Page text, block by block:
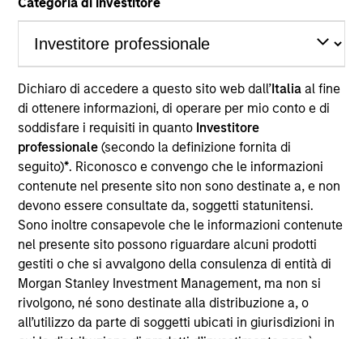
Dichiaro di accedere a questo sito web dall’Italia al fine
di ottenere informazioni, di operare per mio conto e di
soddisfare i requisiti in quanto Investitore
professionale(secondo la definizione fornita di
seguito)*. Riconosco e convengo che le informazioni
contenute nel presente sito non sono destinate a, e non
devono essere consultate da, soggetti statunitensi.
Sono inoltre consapevole che le informazioni contenute
nel presente sito possono riguardare alcuni prodotti
gestiti o che si avvalgono della consulenza di entità di
Morgan Stanley Investment Management, ma non si
rivolgono, né sono destinate alla distribuzione a, o
all’utilizzo da parte di soggetti ubicati in giurisdizioni in
*Devise de référence du fonds
Il presente materiale contiene informazioni relative ai
Comparti di Morgan Stanley Investment Funds, una
società di investimento a capitale variabile di diritto
lussemburghese. (la “Società”) è registrata nel
Granducato di Lussemburgo come organismo
d’investimento collettivo ai sensi della Parte 1 della Legge
del 17 dicembre 2010 e successive modifiche. La Società è
un organismo d’investimento collettivo in valori mobiliari
(“OICVM”).
Prima dell’adesione ai comparti, le richieste di
partecipazione non devono essere presentate senza aver
consultato l’ultima versione del Prospetto Informativo, del
documento contenente informazioni chiave (“KID”) o del
documento contenente informazioni chiave per gli
investitori (“KIID”), della relazione annuale e della
relazione semestrale (“Documenti di offerta”) o altri